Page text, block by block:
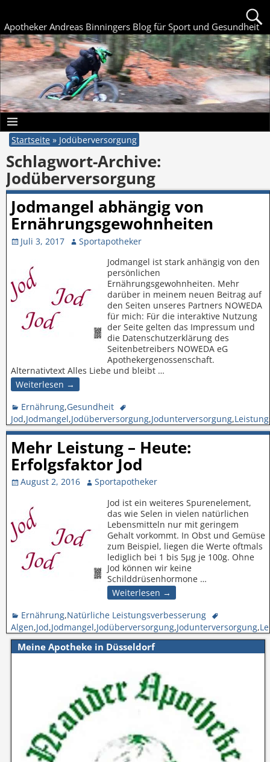
Apotheker Andreas Binningers Blog für Sport und Gesundheit
Startseite » Jodüberversorgung
Schlagwort-Archive:
Jodüberversorgung
Jodmangel abhängig von
Ernährungsgewohnheiten
Juli 3, 2017
Sportapotheker
Jodmangel ist stark anhängig von den
persönlichen
Ernährungsgewohnheiten. Mehr
darüber in meinem neuen Beitrag auf
den Seiten unseres Partners NOWEDA
für mich: Für die interaktive Nutzung
der Seite gelten das Impressum und
die Datenschutzerklärung des
Seitenbetreibers NOWEDA eG
Apothekergenossenschaft.
Alternativtext Alles Liebe und bleibt …
Weiterlesen →
Ernährung,Gesundheit
Jod,Jodmangel,Jodüberversorgung,Jodunterversorgung,
Mehr Leistung – Heute:
Erfolgsfaktor Jod
August 2, 2016
Sportapotheker
Jod ist ein weiteres Spurenelement,
das wie Selen in vielen natürlichen
Lebensmitteln nur mit geringem
Gehalt vorkommt. In Obst und Gemüse
zum Beispiel, liegen die Werte oftmals
lediglich bei 1 bis 5µg je 100g. Ohne
Jod können wir keine
Schilddrüsenhormone …
Weiterlesen →
Ernährung,Natürliche Leistungsverbesserung
Algen,Jod,Jodmangel,Jodüberversorgung,Jodunterversorgung,
Meine Apotheke in Düsseldorf